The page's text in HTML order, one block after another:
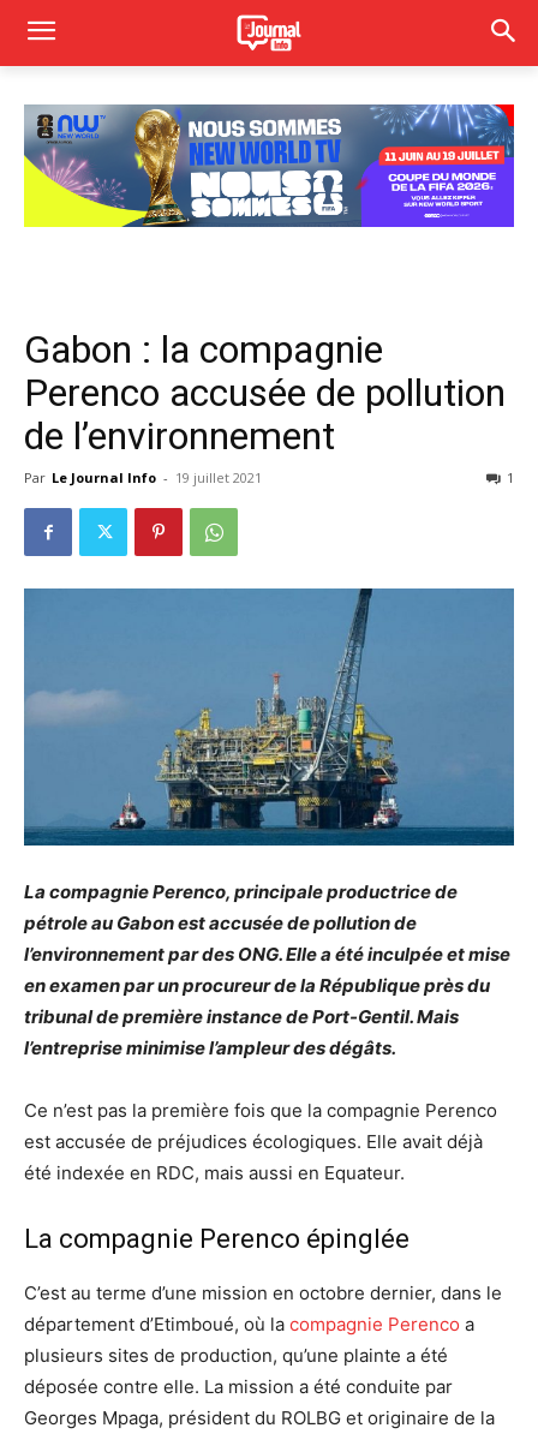
Gabon : la compagnie
Perenco accusée de pollution
de l’environnement
Par Le Journal Info - 19 juillet 2021 1
La compagnie Perenco, principale productrice de
pétrole au Gabon est accusée de pollution de
l’environnement par des ONG. Elle a été inculpée et mise
en examen par un procureur de la République près du
tribunal de première instance de Port-Gentil. Mais
l’entreprise minimise l’ampleur des dégâts.
Ce n’est pas la première fois que la compagnie Perenco
est accusée de préjudices écologiques. Elle avait déjà
été indexée en RDC, mais aussi en Equateur.
La compagnie Perenco épinglée
C’est au terme d’une mission en octobre dernier, dans le
département d’Etimboué, où la compagnie Perenco a
plusieurs sites de production, qu’une plainte a été
déposée contre elle. La mission a été conduite par
Georges Mpaga, président du ROLBG et originaire de la